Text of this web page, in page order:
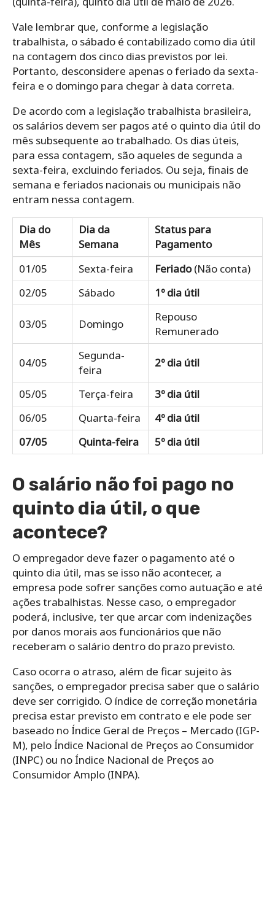
Vale lembrar que, conforme a legislação
trabalhista, o sábado é contabilizado como dia útil
na contagem dos cinco dias previstos por lei.
Portanto, desconsidere apenas o feriado da sexta-
feira e o domingo para chegar à data correta.
De acordo com a legislação trabalhista brasileira,
os salários devem ser pagos até o quinto dia útil do
mês subsequente ao trabalhado. Os dias úteis,
para essa contagem, são aqueles de segunda a
sexta-feira, excluindo feriados. Ou seja, finais de
semana e feriados nacionais ou municipais não
entram nessa contagem.
Dia do
Mês
Dia da
Semana
Status para
Pagamento
01/05
Sexta-feira Feriado(Não conta)
02/05
Sábado 1º dia útil
03/05 Domingo
Repouso
Remunerado
04/05
Segunda-
feira
2º dia útil
05/05 Terça-feira
3º dia útil
06/05
Quarta-feira
4º dia útil
07/05
Quinta-feira 5º dia útil
O salário não foi pago no
quinto dia útil, o que
acontece?
O empregador deve fazer o pagamento até o
quinto dia útil, mas se isso não acontecer, a
empresa pode sofrer sanções como autuação e até
ações trabalhistas. Nesse caso, o empregador
poderá, inclusive, ter que arcar com indenizações
por danos morais aos funcionários que não
receberam o salário dentro do prazo previsto.
Caso ocorra o atraso, além de ficar sujeito às
sanções, o empregador precisa saber que o salário
deve ser corrigido. O índice de correção monetária
precisa estar previsto em contrato e ele pode ser
baseado no Índice Geral de Preços – Mercado (IGP-
M), pelo Índice Nacional de Preços ao Consumidor
(INPC) ou no Índice Nacional de Preços ao
Consumidor Amplo (INPA).